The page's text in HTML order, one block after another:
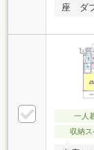
座 ダ
一人
収納ス